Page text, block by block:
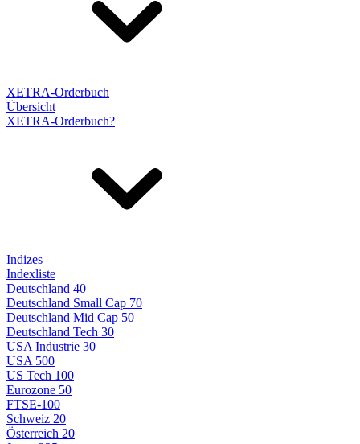
XETRA-Orderbuch
Übersicht
XETRA-Orderbuch?
Indizes
Indexliste
Deutschland 40
Deutschland Small Cap 70
Deutschland Mid Cap 50
Deutschland Tech 30
USA Industrie 30
USA 500
US Tech 100
Eurozone 50
FTSE-100
Schweiz 20
Österreich 20